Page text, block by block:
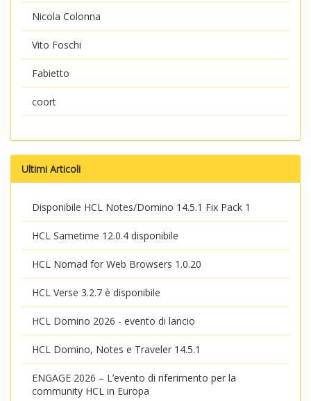
Nicola Colonna
Vito Foschi
Fabietto
coort
Ultimi Articoli
Disponibile HCL Notes/Domino 14.5.1 Fix Pack 1
HCL Sametime 12.0.4 disponibile
HCL Nomad for Web Browsers 1.0.20
HCL Verse 3.2.7 è disponibile
HCL Domino 2026 - evento di lancio
HCL Domino, Notes e Traveler 14.5.1
ENGAGE 2026 – L’evento di riferimento per la
community HCL in Europa